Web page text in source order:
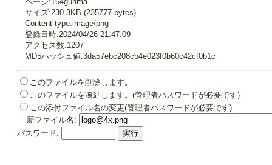
サイズ:230.3KB (235777 bytes)
Content-type:image/png
登録日時:2024/04/26 21:47:09
アクセス数:1207
MD5ハッシュ値:3da57ebc208cb4e023f0b60c42cf0b1c
このファイルを削除します。
このファイルを凍結します。(管理者パスワードが必要です)
この添付ファイル名の変更(管理者パスワードが必要です)
新ファイル名:
パスワード: